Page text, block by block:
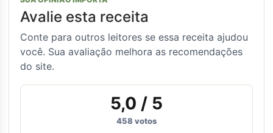
Avalie esta receita
Conte para outros leitores se essa receita ajudou
você. Sua avaliação melhora as recomendações
do site.
5,0 / 5
458votos